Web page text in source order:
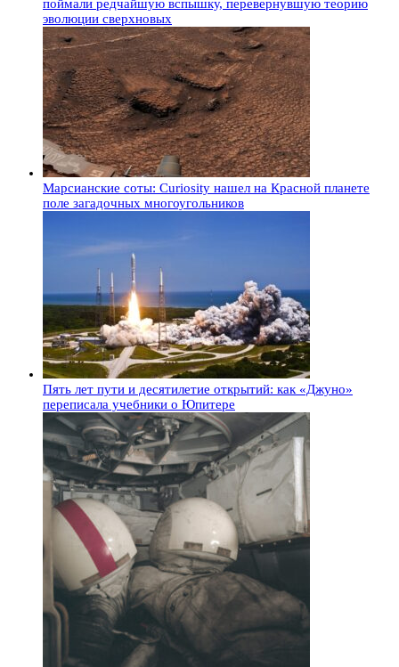
поймали редчайшую вспышку, перевернувшую теорию
эволюции сверхновых
Марсианские соты: Curiosity нашел на Красной планете
поле загадочных многоугольников
Пять лет пути и десятилетие открытий: как «Джуно»
переписала учебники о Юпитере